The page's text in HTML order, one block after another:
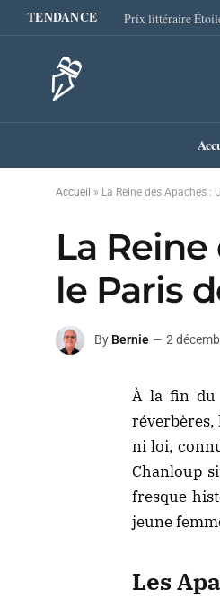
TENDANCE Prix littéraire
Accueil » La Reine des Apaches :
La
le Paris
By Bernie 2
À la fin du
réverbères,
ni loi,
Chanloup
fresque
jeune
Les